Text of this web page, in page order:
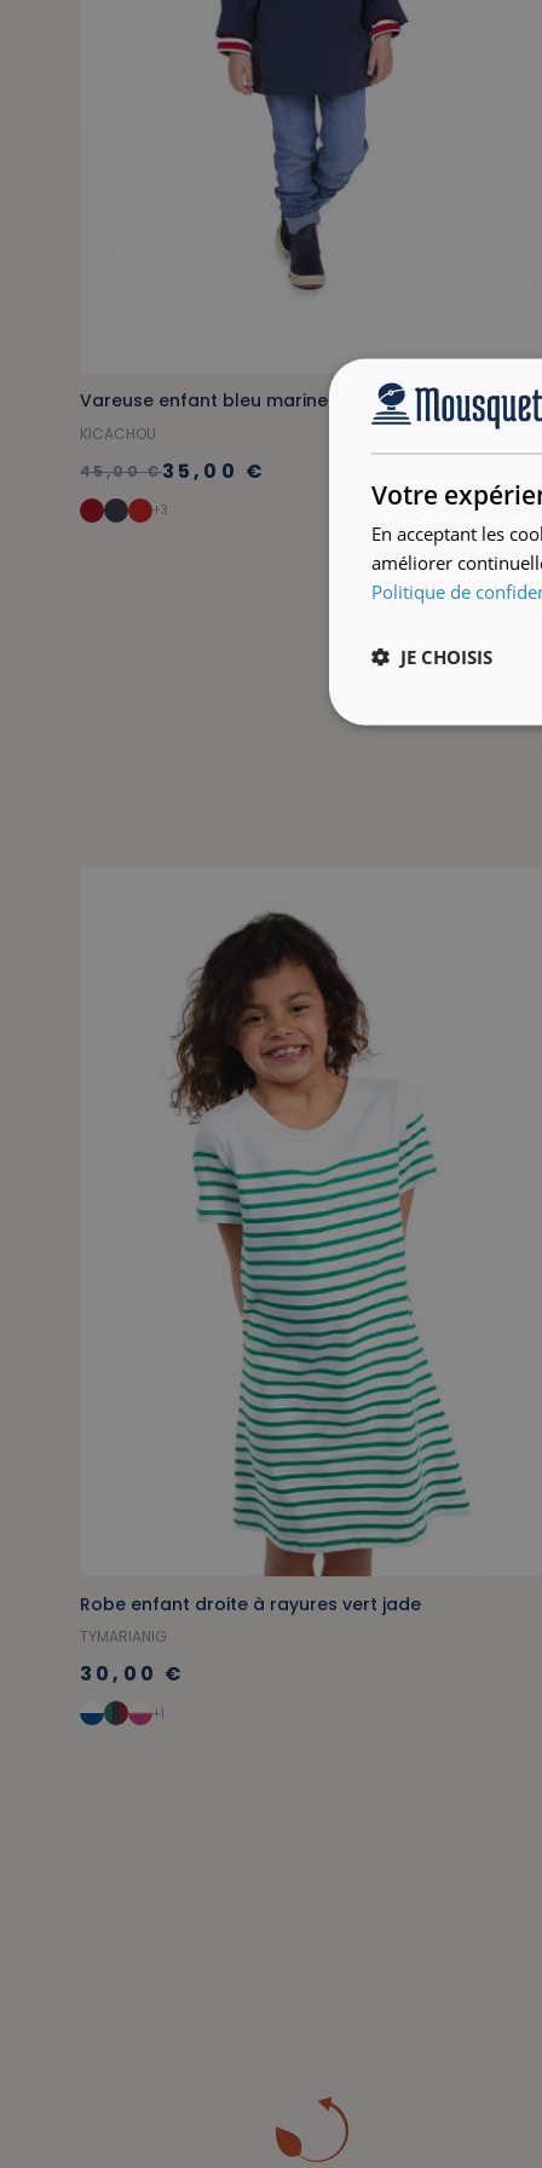
Vareuse enfant bleu marine
KICACHOU
45,00 €35,00 €
+3
Robe enfant droite à rayures vert jade
TYMARIANIG
30,00 €
+1
Votre
En acceptant les
améliorer
Politique de
JE CHOISIS